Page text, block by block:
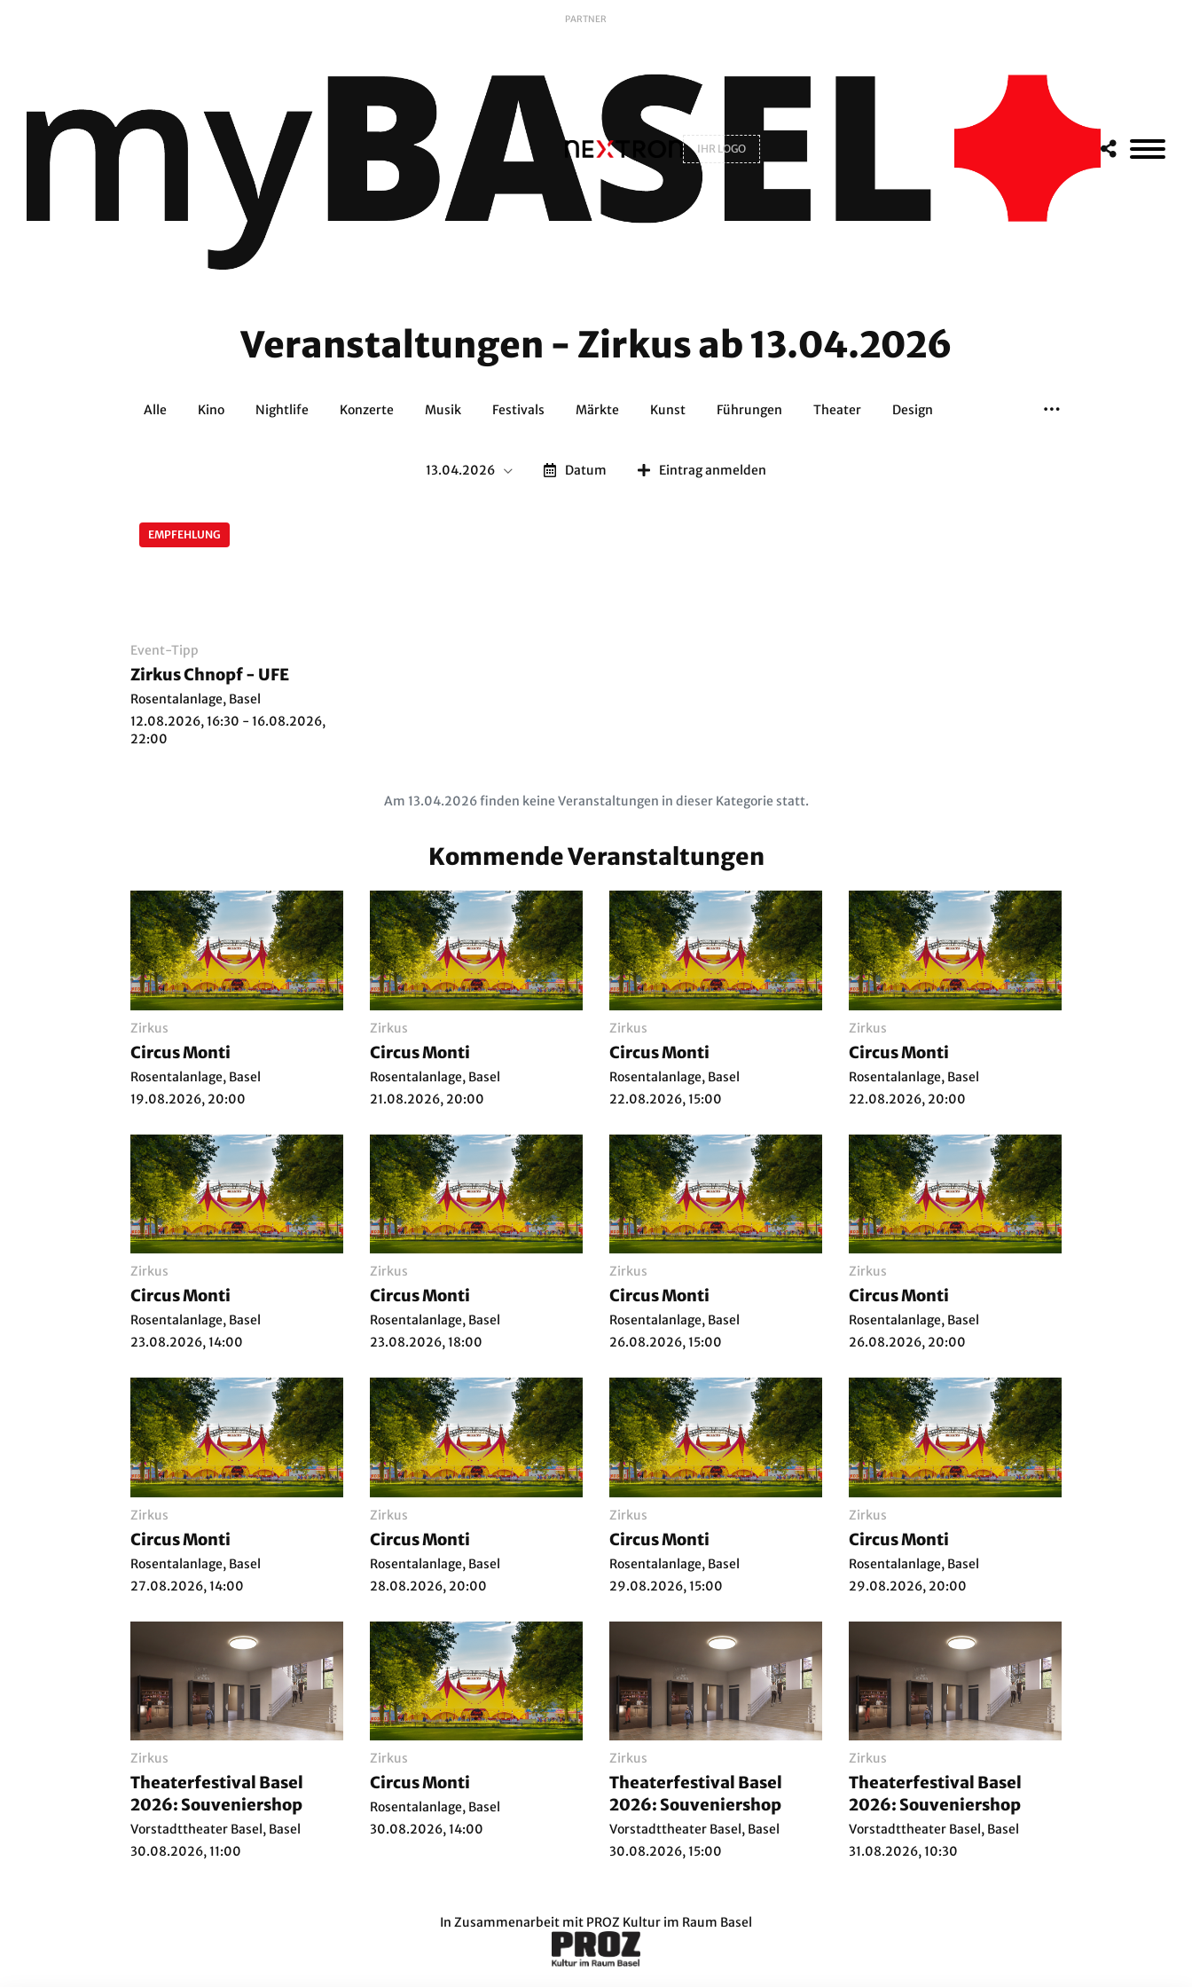
PARTNER
IHR LOGO
Veranstaltungen - Zirkus ab 13.04.2026
Alle Kino Nightlife Konzerte Musik Festivals Märkte Kunst Führungen Theater Design
13.04.2026 Datum Eintrag anmelden
EMPFEHLUNG
Event-Tipp
Zirkus Chnopf - UFE
Rosentalanlage, Basel
12.08.2026, 16:30 - 16.08.2026,
22:00
Am 13.04.2026 finden keine Veranstaltungen in dieser Kategorie statt.
Kommende Veranstaltungen
Zirkus
Circus Monti
Rosentalanlage, Basel
19.08.2026, 20:00
Zirkus
Circus Monti
Rosentalanlage, Basel
21.08.2026, 20:00
Zirkus
Circus Monti
Rosentalanlage, Basel
22.08.2026, 15:00
Zirkus
Circus Monti
Rosentalanlage, Basel
22.08.2026, 20:00
Zirkus
Circus Monti
Rosentalanlage, Basel
23.08.2026, 14:00
Zirkus
Circus Monti
Rosentalanlage, Basel
23.08.2026, 18:00
Zirkus
Circus Monti
Rosentalanlage, Basel
26.08.2026, 15:00
Zirkus
Circus Monti
Rosentalanlage, Basel
26.08.2026, 20:00
Zirkus
Circus Monti
Rosentalanlage, Basel
27.08.2026, 14:00
Zirkus
Circus Monti
Rosentalanlage, Basel
28.08.2026, 20:00
Zirkus
Circus Monti
Rosentalanlage, Basel
29.08.2026, 15:00
Zirkus
Circus Monti
Rosentalanlage, Basel
29.08.2026, 20:00
Zirkus
Theaterfestival Basel
2026: Souveniershop
Vorstadttheater Basel, Basel
30.08.2026, 11:00
Zirkus
Circus Monti
Rosentalanlage, Basel
30.08.2026, 14:00
Zirkus
Theaterfestival Basel
2026: Souveniershop
Vorstadttheater Basel, Basel
30.08.2026, 15:00
Zirkus
Theaterfestival Basel
2026: Souveniershop
Vorstadttheater Basel, Basel
31.08.2026, 10:30
In Zusammenarbeit mit PROZ Kultur im Raum Basel